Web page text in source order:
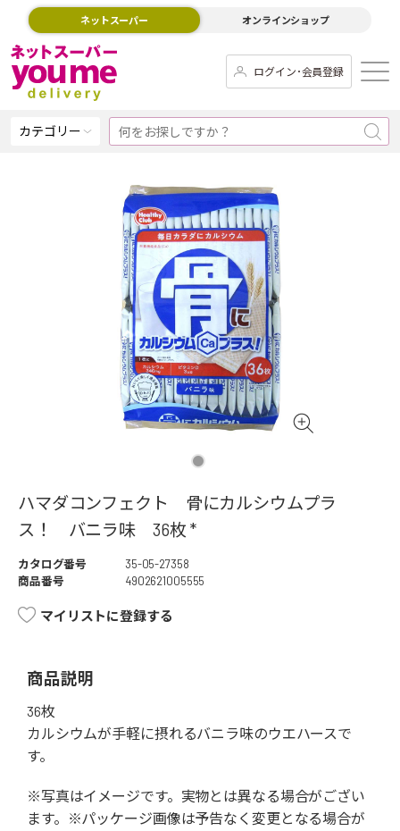
ネットスーパー オンラインショップ
ログイン･会員登録
カテゴリー
ハマダコンフェクト 骨にカルシウムプラ
ス！ バニラ味 36枚 *
カタログ番号
35-05-27358
商品番号
4902621005555
マイリストに登録する
商品説明
36枚
カルシウムが手軽に摂れるバニラ味のウエハースで
す。
※写真はイメージです。実物とは異なる場合がござい
ます。※パッケージ画像は予告なく変更となる場合が